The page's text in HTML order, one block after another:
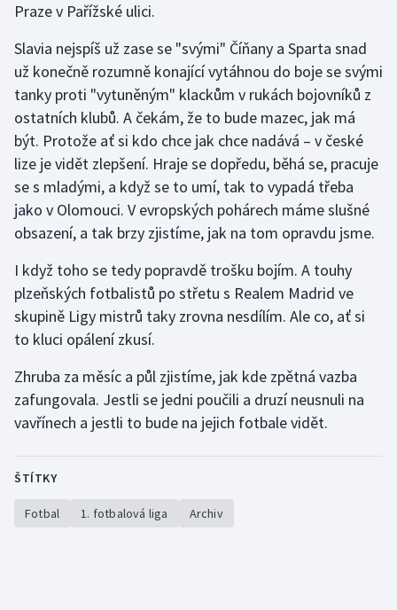
Sportovní střelba
Stolní tenis
Triatlon
Veslování
Vodní slalom
Volejbal
Ostatní
Praze v Pařížské ulici.
Slavia nejspíš už zase se "svými" Číňany a Sparta snad
už konečně rozumně konající vytáhnou do boje se svými
tanky proti "vytuněným" klackům v rukách bojovníků z
ostatních klubů. A čekám, že to bude mazec, jak má
být. Protože ať si kdo chce jak chce nadává – v české
lize je vidět zlepšení. Hraje se dopředu, běhá se, pracuje
se s mladými, a když se to umí, tak to vypadá třeba
jako v Olomouci. V evropských pohárech máme slušné
obsazení, a tak brzy zjistíme, jak na tom opravdu jsme.
I když toho se tedy popravdě trošku bojím. A touhy
plzeňských fotbalistů po střetu s Realem Madrid ve
skupině Ligy mistrů taky zrovna nesdílím. Ale co, ať si
to kluci opálení zkusí.
Zhruba za měsíc a půl zjistíme, jak kde zpětná vazba
zafungovala. Jestli se jedni poučili a druzí neusnuli na
vavřínech a jestli to bude na jejich fotbale vidět.
ŠTÍTKY
Fotbal 1. fotbalová liga Archiv